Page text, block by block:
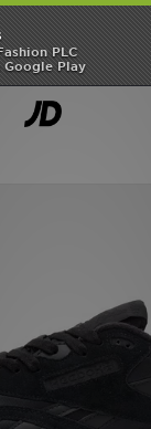
PLC
Google Play
Sneakers
89